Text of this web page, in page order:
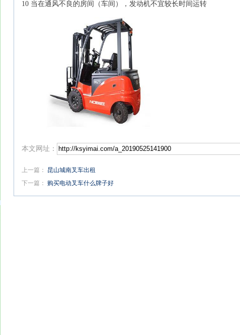
10 当在通风不良的房间（车间），发动机不宜较长时间运转
本文网址：
上一篇：
昆山城南叉车出租
下一篇：
购买电动叉车什么牌子好